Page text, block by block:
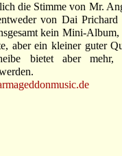
die Stimme von Mr.
von Dai Prichard
kein Mini-Album,
aber ein kleiner guter
bietet aber